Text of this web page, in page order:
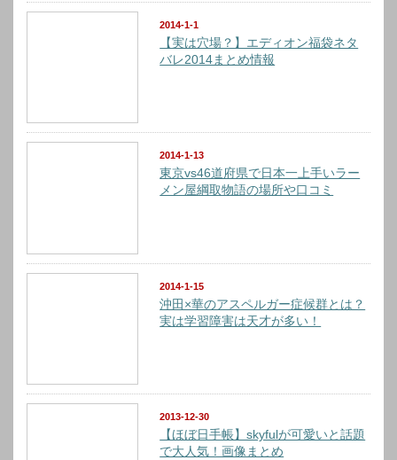
2014-1-1
【実は穴場？】エディオン福袋ネタ
バレ2014まとめ情報
2014-1-13
東京vs46道府県で日本一上手いラー
メン屋綱取物語の場所や口コミ
2014-1-15
沖田×華のアスペルガー症候群とは？
実は学習障害は天才が多い！
2013-12-30
【ほぼ日手帳】skyfulが可愛いと話題
で大人気！画像まとめ